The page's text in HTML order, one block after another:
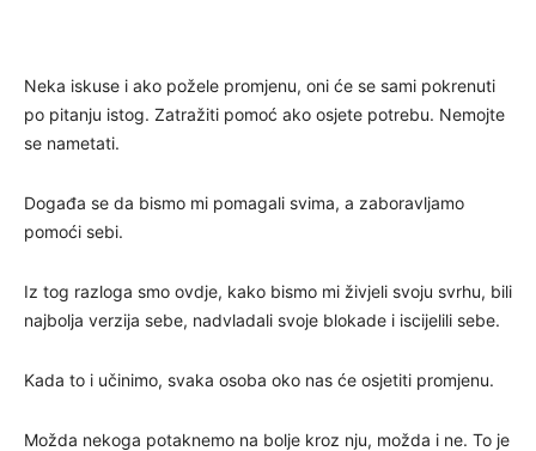
Neka iskuse i ako požele promjenu, oni će se sami pokrenuti
po pitanju istog. Zatražiti pomoć ako osjete potrebu. Nemojte
se nametati.
Događa se da bismo mi pomagali svima, a zaboravljamo
pomoći sebi.
Iz tog razloga smo ovdje, kako bismo mi živjeli svoju svrhu, bili
najbolja verzija sebe, nadvladali svoje blokade i iscijelili sebe.
Kada to i učinimo, svaka osoba oko nas će osjetiti promjenu.
Možda nekoga potaknemo na bolje kroz nju, možda i ne. To je